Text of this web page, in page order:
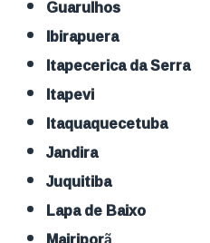
Guarulhos
Ibirapuera
Itapecerica da Serra
Itapevi
Itaquaquecetuba
Jandira
Juquitiba
Lapa de Baixo